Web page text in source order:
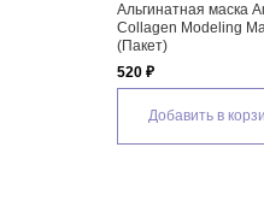
Альгинатная маска
Collagen Modeling
(Пакет)
520 ₽
Добавить в